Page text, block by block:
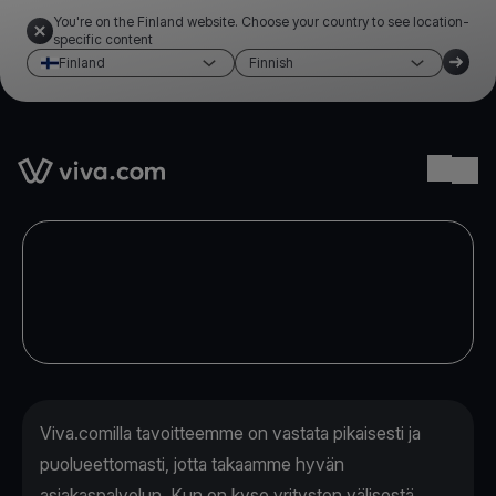
You're on the Finland website. Choose your country to see location-
specific content
Finland
Finnish
Link to the homepage
Viva.comilla tavoitteemme on vastata pikaisesti ja
puolueettomasti, jotta takaamme hyvän